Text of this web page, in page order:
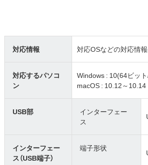
対応情報 対応OSなどの対応情報
対応するパソコ
ン
Windows : 10(64ビッ
macOS : 10.12～10.14
USB部
インターフェー
ス
インターフェー
ス（USB端子）
端子形状